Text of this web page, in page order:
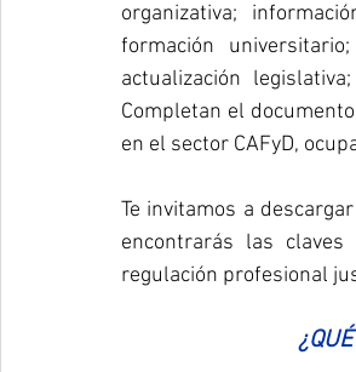
organizativa;
formación
actualización
Completan el
en el sector CAFyD,
Te invitamos a
encontrarás las
regulación profesional